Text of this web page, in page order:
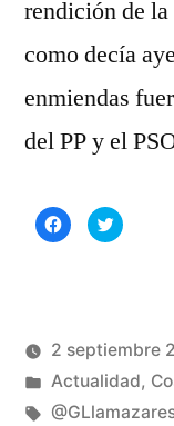
rendición de la
como decía
enmiendas
del PP y el
Haz
clic
ventana
Haz
clic
una
ventana
Publicado
por
Manuel
Rivas
2 septiembre
Publicado
en
Actualidad,
Etiquetas: